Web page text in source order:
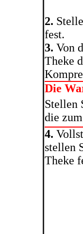
2.
fest.
3. Von
Theke
Die
Stellen
die
4.
stellen
Theke